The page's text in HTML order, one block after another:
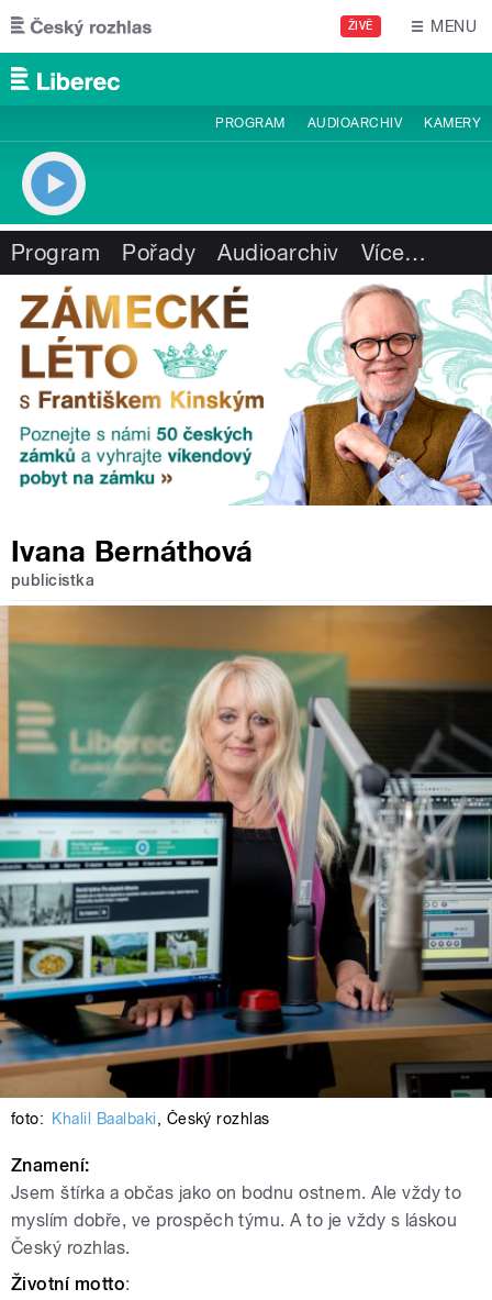
Přejít k hlavnímu obsahu
ŽIVĚ MENU
PROGRAM AUDIOARCHIV KAMERY
Program Pořady Audioarchiv Více…
Ivana Bernáthová
publicistka
foto: Khalil Baalbaki, Český rozhlas
Znamení:
Jsem štírka a občas jako on bodnu ostnem. Ale vždy to
myslím dobře, ve prospěch týmu. A to je vždy s láskou
Český rozhlas.
Životní motto: